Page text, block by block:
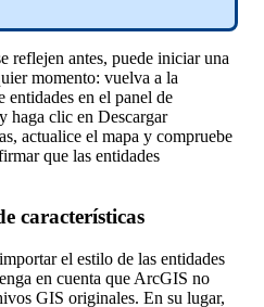
reflejen antes, puede iniciar una
momento: vuelva a la
entidades en el panel de
y haga clic en Descargar
, actualice el mapa y compruebe
que las entidades
características
importar el estilo de las entidades
en cuenta que ArcGIS no
GIS originales. En su lugar,